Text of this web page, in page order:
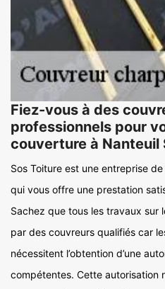
Fiez-vous à des
professionnels pour
couverture à Nanteuil
Sos Toiture est une entreprise
qui vous offre une prestation
Sachez que tous les travaux
par des couvreurs qualifiés car
nécessitent l’obtention d’une
compétentes. Cette autorisation